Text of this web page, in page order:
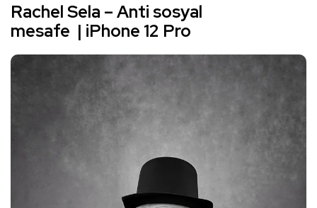
Rachel Sela –Anti sosyal
mesafe | iPhone 12 Pro